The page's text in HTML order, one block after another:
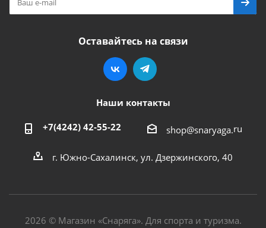
Оставайтесь на связи
Наши контакты
+7(4242) 42-55-22 shop@snaryaga.ru
г. Южно-Сахалинск, ул. Дзержинского, 40
2026 © Магазин «Снаряга». Для спорта и туризма.